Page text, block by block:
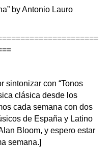
by Antonio Lauro
sintonizar con “Tonos
clásica desde los
cada semana con dos
de España y Latino
Bloom, y espero estar
semana.]